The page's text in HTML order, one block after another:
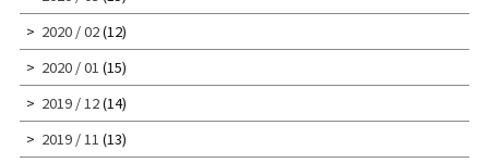
2020 / 02(12)
2020 / 01 (15)
2019 / 12(14)
2019 / 11 (13)